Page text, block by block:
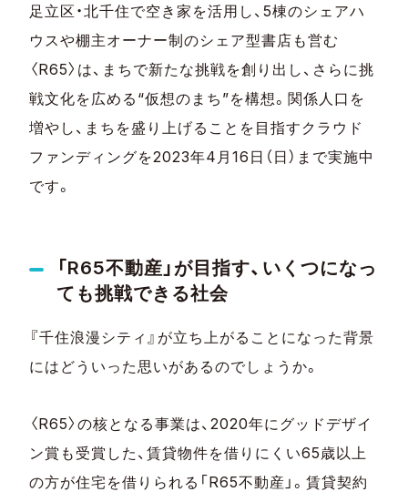
足立区・北千住で空き家を活用し、5棟のシェアハ
ウスや棚主オーナー制のシェア型書店も営む
〈R65〉は、まちで新たな挑戦を創り出し、さらに挑
戦文化を広める“仮想のまち”を構想。関係人口を
増やし、まちを盛り上げることを目指すクラウド
ファンディングを2023年4月16日（日）まで実施中
です。
「R65不動産」が目指す、いくつになっ
ても挑戦できる社会
『千住浪漫シティ』が立ち上がることになった背景
にはどういった思いがあるのでしょうか。
〈R65〉の核となる事業は、2020年にグッドデザイ
ン賞も受賞した、賃貸物件を借りにくい65歳以上
の方が住宅を借りられる「R65不動産」。賃貸契約